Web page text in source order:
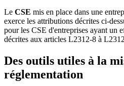
Le CSE mis en place dans une
exerce les attributions décrites ci-
pour les CSE d'entreprises ayant un
décrites aux articles L2312-8 à
Des outils utiles à la
réglementation